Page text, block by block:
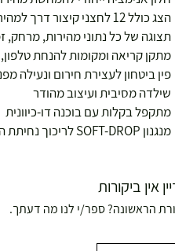
הצג כולל 12 לחצני קיצור דרך למהירויות מובנות ולשיפועים מובנים
תצוגה של כל נתוני מהירות, מרחק,
מתקן קריאה ומקומות להנחת
פין ביטחון לעצירת חירום ונעילה
שילדה מסיבית ועיצוב מהודר
מתקפל בקלות עם בוכנה דו-כיוונית
מנגנון SOFT-DROP לריכוך נחיתת המשטח בעת פתיחת הקיפול
אין ביקורות
הראשונה? ספר/י לנו מה דעתך.